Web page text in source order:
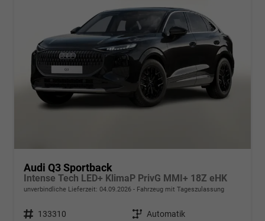
Audi Q3 Sportback
Intense Tech LED+ KlimaP PrivG MMI+ 18Z eHK
unverbindliche Lieferzeit: 04.09.2026 Fahrzeug mit Tageszulassung
Fahrzeugnr. 133310 Getriebe Automatik